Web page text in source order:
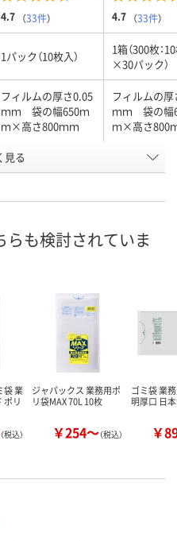
4.7 （33件） 4.7 （33件）
1パック（10枚入）
1箱（300枚：
×30パック）
フィルムの厚さ0.05
ｍｍ 袋の幅650ｍ
ｍ×高さ800ｍｍ
フィルムの厚
ｍｍ 袋の幅
ｍ×高さ800
45L
見る
らも検討されていま
袋 業
ポリ
（税込）
ジャパックス 業務用ポ
リ袋MAX 70L 10枚
￥254～（税込）
ゴミ袋 業
明厚口 日
￥